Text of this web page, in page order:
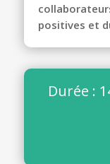
positives et
Durée :